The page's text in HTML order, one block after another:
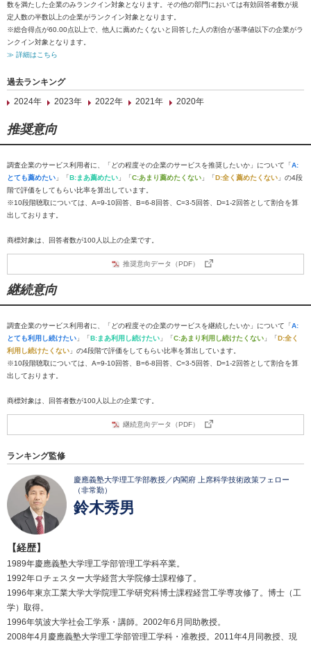
数を満たした企業のみランクイン対象となります。その他の部門においては有効回答者数が規
定人数の半数以上の企業がランクイン対象となります。
※総合得点が60.00点以上で、他人に薦めたくないと回答した人の割合が基準値以下の企業がラ
ンクイン対象となります。
≫ 詳細はこちら
過去ランキング
2024年
2023年 2022年 2021年 2020年
推奨意向
調査企業のサービス利用者に、「どの程度その企業のサービスを推奨したいか」について「A:
とても薦めたい 」「B:まあ薦めたい 」「C:あまり薦めたくない 」「D:全く薦めたくない 」の4段
階で評価をしてもらい比率を算出しています。
※10段階聴取については、A=9-10回答、B=6-8回答、C=3-5回答、D=1-2回答として割合を算
出しております。
商標対象は、回答者数が100人以上の企業です。
推奨意向データ（PDF）
継続意向
調査企業のサービス利用者に、「どの程度その企業のサービスを継続したいか」について「A:
とても利用し続けたい 」「B:まあ利用し続けたい 」「C:あまり利用し続けたくない 」「D:全く
利用し続けたくない 」の4段階で評価をしてもらい比率を算出しています。
※10段階聴取については、A=9-10回答、B=6-8回答、C=3-5回答、D=1-2回答として割合を算
出しております。
商標対象は、回答者数が100人以上の企業です。
継続意向データ（PDF）
ランキング監修
慶應義塾大学理工学部教授／内閣府 上席科学技術政策フェロー
（非常勤）
鈴木秀男
【経歴】
1989年慶應義塾大学理工学部管理工学科卒業。
1992年ロチェスター大学経営大学院修士課程修了。
1996年東京工業大学大学院理工学研究科博士課程経営工学専攻修了。博士（工
学）取得。
1996年筑波大学社会工学系・講師。2002年6月同助教授。
2008年4月慶應義塾大学理工学部管理工学科・准教授。2011年4月同教授、現